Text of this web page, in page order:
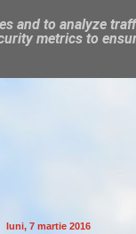
luni, 7 martie 2016
and to analyze
metrics to